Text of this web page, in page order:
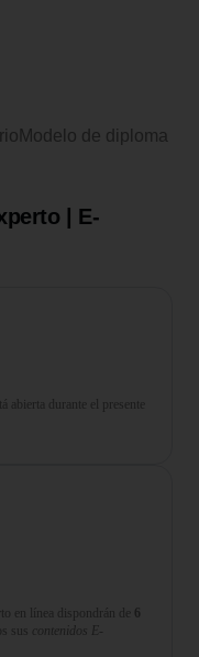
Modelo de diploma
| E-
abierta durante el presente
en línea dispondrán de 6
sus
contenidos E-